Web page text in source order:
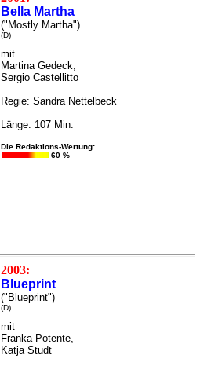
Bella Martha
("Mostly Martha")
(D)
mit
Martina Gedeck,
Sergio Castellitto
Regie: Sandra Nettelbeck
Länge: 107 Min.
Die Redaktions-Wertung:
60 %
2003:
Blueprint
("Blueprint")
(D)
mit
Franka Potente,
Katja Studt